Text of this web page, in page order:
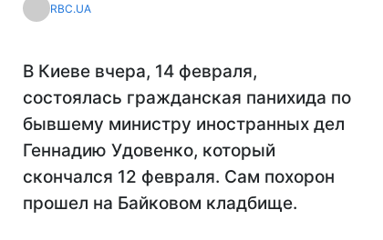
RBC.UA
В Киеве вчера, 14 февраля,
состоялась гражданская панихида по
бывшему министру иностранных дел
Геннадию Удовенко, который
скончался 12 февраля. Сам похорон
прошел на Байковом кладбище.